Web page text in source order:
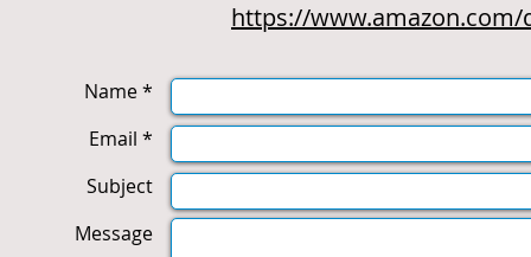
https://www.amazon.com/
Name *
Email *
Subject
Message